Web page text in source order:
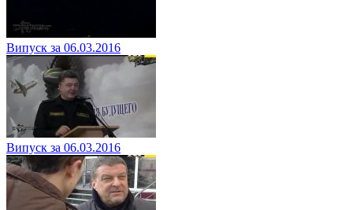
Випуск за 06.03.2016
Випуск за 06.03.2016